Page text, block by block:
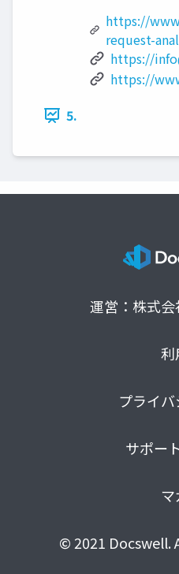
https://
request-
https://
https://
5.
運営：株式
利
プライ
サポー
© 2021 Docswell.